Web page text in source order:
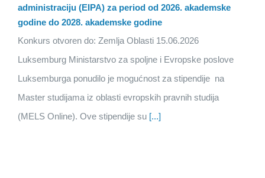
administraciju (EIPA) za period od 2026. akademske
godine do 2028. akademske godine
Konkurs otvoren do: Zemlja Oblasti 15.06.2026
Luksemburg Ministarstvo za spoljne i Evropske poslove
Luksemburga ponudilo je mogućnost za stipendije na
Master studijama iz oblasti evropskih pravnih studija
(MELS Online). Ove stipendije su [...]